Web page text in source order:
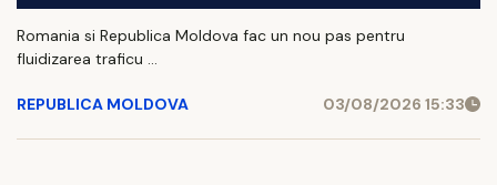
Romania si Republica Moldova fac un nou pas pentru
fluidizarea traficu ...
REPUBLICA MOLDOVA 03/08/2026 15:33